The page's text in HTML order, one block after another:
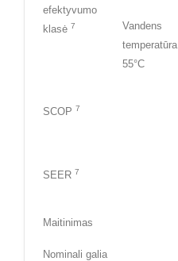
efektyvumo
klasė 7
Vandens
temperatūra
55°C
SCOP 7
SEER 7
Maitinimas
Nominali galia